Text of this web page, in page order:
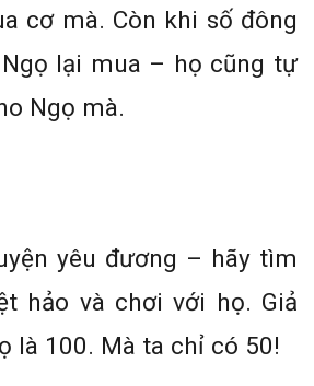
cơ mà. Còn khi số đông
lại mua – họ cũng tự
Ngọ mà.
yêu đương – hãy tìm
hảo và chơi với họ. Giả
là 100. Mà ta chỉ có 50!